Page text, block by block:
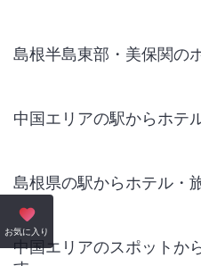
お気に入り
島根半島東部・美保関の
中国エリアの駅からホテ
島根県の駅からホテル・
中国エリアのスポットか